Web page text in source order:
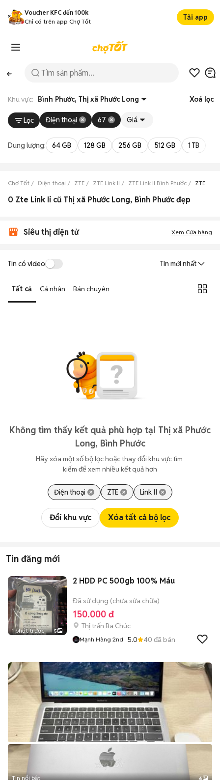
Voucher KFC đến 100k
Chỉ có trên app Chợ Tốt
Tải app
Khu vực: Bình Phước, Thị xã Phước Long Xoá lọc
Lọc Điện thoại 67 Giá
Dung lượng: 64 GB 128 GB 256 GB 512 GB 1 TB
Chợ Tốt Điện thoại ZTE ZTE Link II ZTE Link II Bình Phước ZTE Link
0 Zte Link Ii cũ Thị xã Phước Long, Bình Phước đẹp
Siêu thị điện tử Xem Cửa hàng
Tin có video Tin mới nhất
Tất cả Cá nhân Bán chuyên
Không tìm thấy kết quả phù hợp tại Thị xã Phước
Long, Bình Phước
Hãy xóa một số bộ lọc hoặc thay đổi khu vực tìm
kiếm để xem nhiều kết quả hơn
Điện thoại ZTE Link II
Đổi khu vực Xóa tất cả bộ lọc
Tin đăng mới
1 phút trước 5
2 HDD PC 500gb 100% Máu
Đã sử dụng (chưa sửa chữa)
150.000 đ
Thị trấn Ba Chúc
Mạnh Hàng 2nd 5.0 40 đã bán
Tin nổi bật 6